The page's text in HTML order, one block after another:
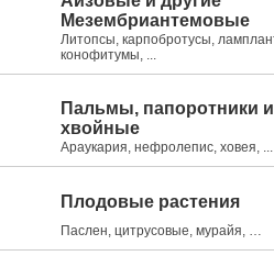
Мезембриантемовые
Литопсы, карпобротусы,
конофитумы, ...
Пальмы, папоротники и
хвойные
Араукария, нефролепис, ховея, ...
Плодовые растения
Паслен, цитрусовые, мурайя, …